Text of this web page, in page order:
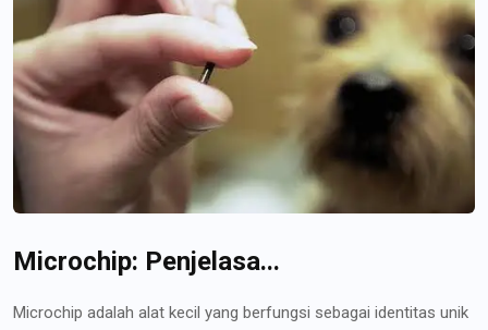
Microchip: Penjelasa...
Microchip adalah alat kecil yang berfungsi sebagai identitas unik